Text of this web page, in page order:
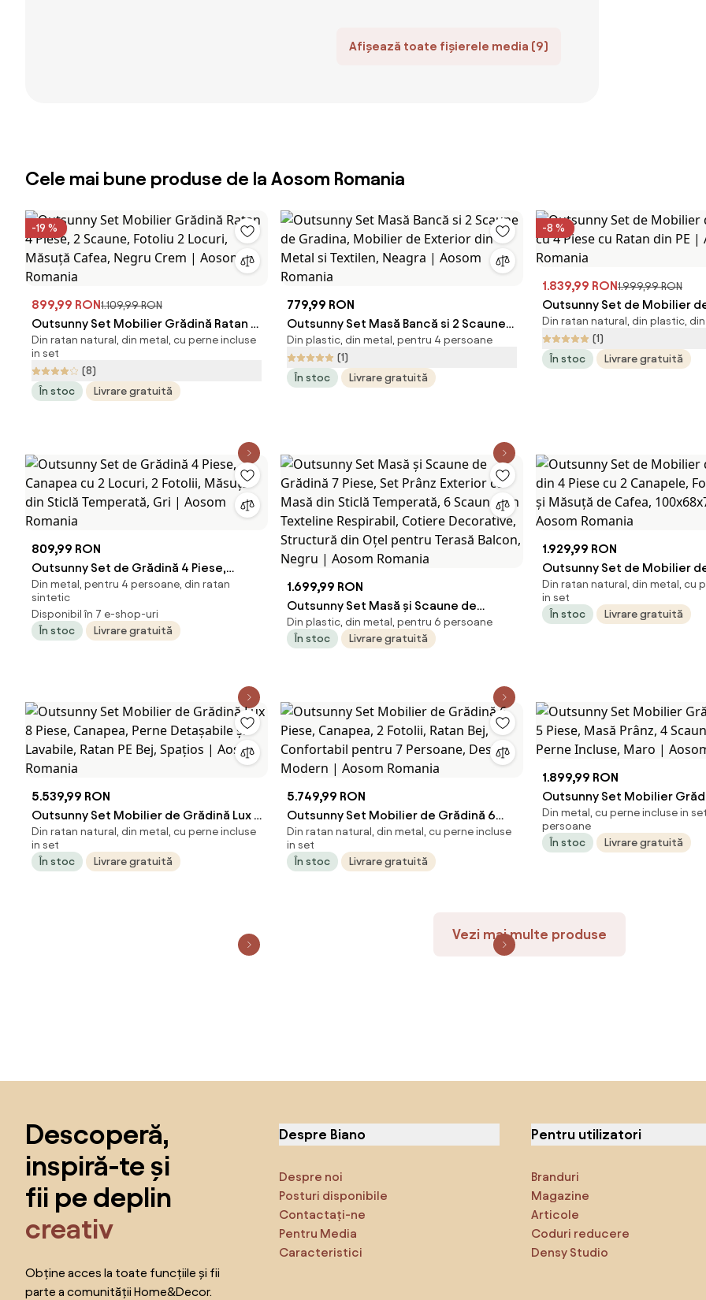
Afișează toate fișierele media (9)
Cele mai bune produse de la Aosom Romania
-19 %
899,99 RON1.109,99 RON
Outsunny Set Mobilier Grădină Ratan 4
Piese, 2 Scaune, Fotoliu 2 Locuri,
Măsuță Cafea, Negru Crem | Aosom
Romania
Din ratan natural, din metal, cu perne incluse
in set
(8)
În stoc
Livrare gratuită
779,99 RON
Outsunny Set Masă Bancă si 2 Scaune
de Gradina, Mobilier de Exterior din
Metal si Textilen, Neagra | Aosom
Romania
Din plastic, din metal, pentru 4 persoane
(1)
În stoc
Livrare gratuită
-8 %
1.839,99 RON1.999,99 RON
Outsunny Set de Mobilier
cu 4 Piese cu Ratan din PE |
Romania
Din ratan natural, din plastic,
(1)
În stoc
Livrare gratuită
809,99 RON
Outsunny Set de Grădină 4 Piese,
Canapea cu 2 Locuri, 2 Fotolii, Măsuță
din Sticlă Temperată, Gri | Aosom
Romania
Din metal, pentru 4 persoane, din ratan
sintetic
Disponibil în 7 e-shop-uri
În stoc
Livrare gratuită
1.699,99 RON
Outsunny Set Masă și Scaune de
Grădină 7 Piese, Set Prânz Exterior cu
Masă din Sticlă Temperată, 6 Scaune
Terasă Balcon, Negru | Aosom Romania
Din plastic, din metal, pentru 6 persoane
În stoc
Livrare gratuită
1.929,99 RON
Outsunny Set de Mobilier
din 4 Piese cu 2 Canapele, Fotoliu de
Colț și Măsuță de Cafea,
cm, Bej | Aosom Romania
Din ratan natural, din metal, cu
in set
În stoc
Livrare gratuită
5.539,99 RON
Outsunny Set Mobilier de Grădină Lux 8
Piese, Canapea, Perne Detașabile și
Lavabile, Ratan PE Bej, Spațios | Aosom
Romania
Din ratan natural, din metal, cu perne incluse
in set
În stoc
Livrare gratuită
5.749,99 RON
Outsunny Set Mobilier de Grădină 6
Piese, Canapea, 2 Fotolii, Ratan Bej,
Confortabil pentru 7 Persoane, Design
Modern | Aosom Romania
Din ratan natural, din metal, cu perne incluse
in set
În stoc
Livrare gratuită
1.899,99 RON
Outsunny Set Mobilier
Piese, Masă Prânz, 4
Perne Incluse, Maro |
Din metal, cu perne incluse in
persoane
În stoc
Livrare gratuită
Vezi mai multe produse
Descoperă,
inspiră-te și
fii pe deplin
creativ
Obține acces la toate funcțiile și fii
parte a comunității Home&Decor.
Despre Biano
Despre noi
Posturi disponibile
Contactați-ne
Pentru Media
Caracteristici
Pentru utilizatori
Branduri
Magazine
Articole
Coduri reducere
Densy Studio